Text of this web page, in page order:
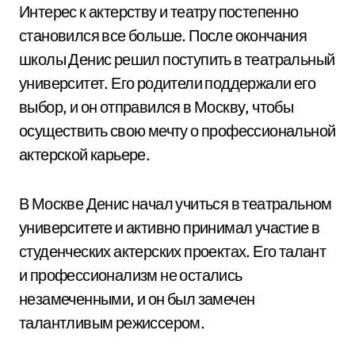
Интерес к актерству и театру постепенно
становился все больше. После окончания
школы Денис решил поступить в театральный
университет. Его родители поддержали его
выбор, и он отправился в Москву, чтобы
осуществить свою мечту о профессиональной
актерской карьере.
В Москве Денис начал учиться в театральном
университете и активно принимал участие в
студенческих актерских проектах. Его талант
и профессионализм не остались
незамеченными, и он был замечен
талантливым режиссером.